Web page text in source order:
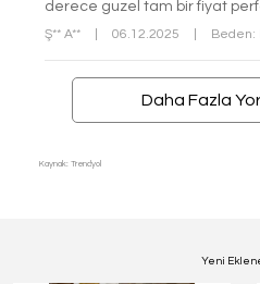
derece guzel tam bir fiyat
Ş** A** 06.12.2025 Beden:
Daha Fazla
Kaynak: Trendyol
Yeni